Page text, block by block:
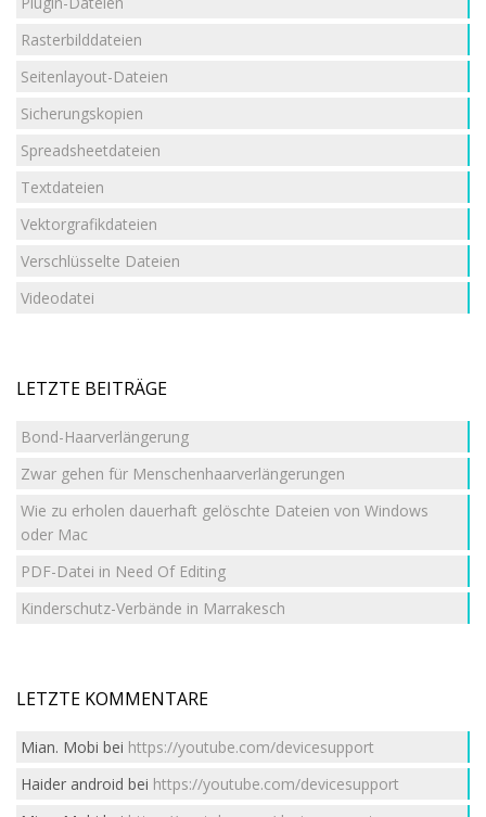
Rasterbilddateien
Seitenlayout-Dateien
Sicherungskopien
Spreadsheetdateien
Textdateien
Vektorgrafikdateien
Verschlüsselte Dateien
Videodatei
LETZTE BEITRÄGE
Bond-Haarverlängerung
Zwar gehen für Menschenhaarverlängerungen
Wie zu erholen dauerhaft gelöschte Dateien von Windows
oder Mac
PDF-Datei in Need Of Editing
Kinderschutz-Verbände in Marrakesch
LETZTE KOMMENTARE
Mian. Mobi bei https://youtube.com/devicesupport
Haider android bei https://youtube.com/devicesupport